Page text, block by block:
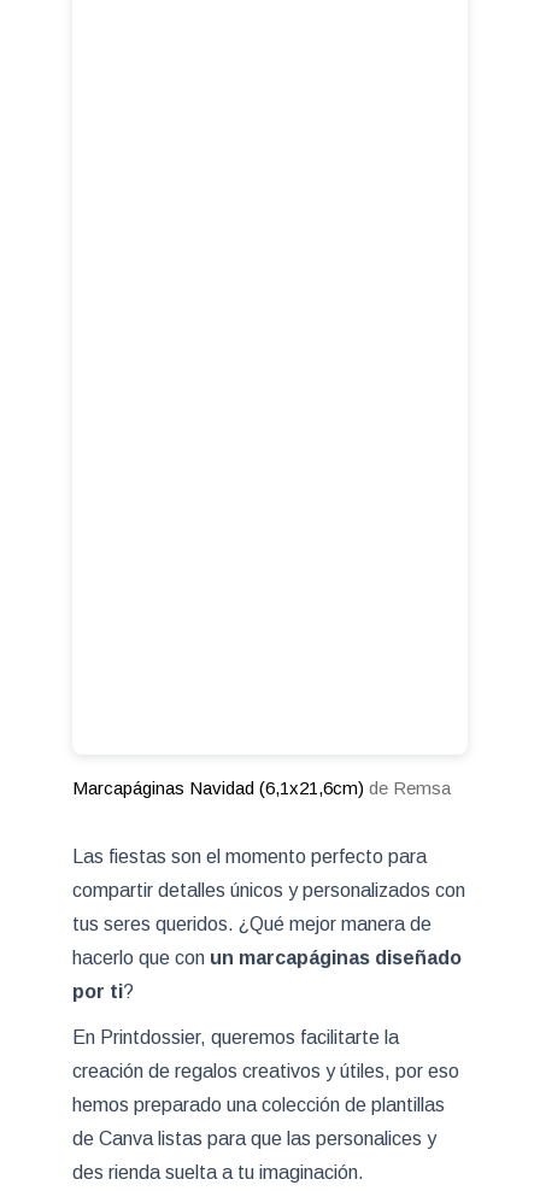
Marcapáginas Navidad (6,1x21,6cm) de Remsa
Las fiestas son el momento perfecto para
compartir detalles únicos y personalizados con
tus seres queridos. ¿Qué mejor manera de
hacerlo que con un marcapáginas diseñado
por ti?
En Printdossier, queremos facilitarte la
creación de regalos creativos y útiles, por eso
hemos preparado una colección de plantillas
de Canva listas para que las personalices y
des rienda suelta a tu imaginación.